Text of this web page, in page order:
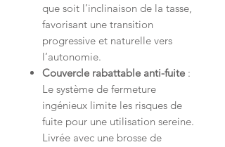
que soit l’inclinaison de la tasse,
favorisant une transition
progressive et naturelle vers
l’autonomie.
Couvercle rabattable anti-fuite :
Le système de fermeture
ingénieux limite les risques de
fuite pour une utilisation sereine.
Livrée avec une brosse de